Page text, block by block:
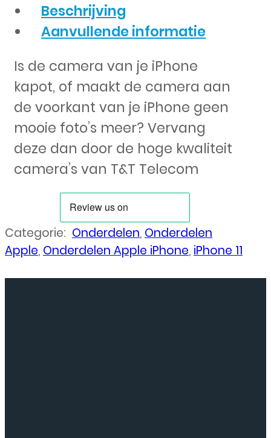
Beschrijving
Aanvullende informatie
Is de camera van je iPhone
kapot, of maakt de camera aan
de voorkant van je iPhone geen
mooie foto’s meer? Vervang
deze dan door de hoge kwaliteit
camera’s van T&T Telecom
Categorie: Onderdelen, Onderdelen
Apple, Onderdelen Apple iPhone, iPhone 11